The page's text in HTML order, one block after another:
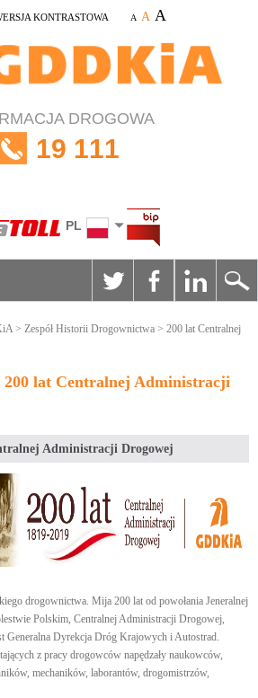
KONTRASTOWA A A A
DROGOWA
19 111
PL
> Zespół Historii Drogownictwa > 200 lat Centralnej
200 lat Centralnej Administracji
Administracji Drogowej
drogownictwa. Mija 200 lat od powołania Jeneralnej
Polskim, Centralnej Administracji Drogowej,
Generalna Dyrekcja Dróg Krajowych i Autostrad.
z pracy drogowców napędzały naukowców,
mechaników, laborantów, drogomistrzów,